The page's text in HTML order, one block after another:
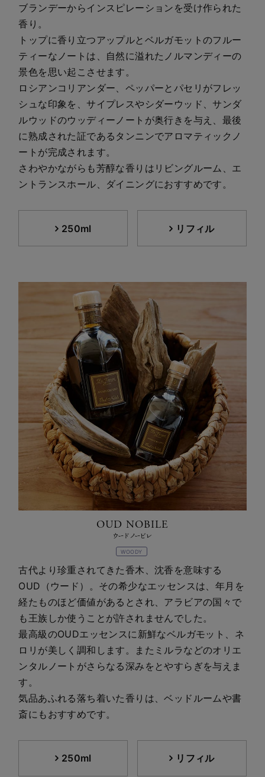
ブランデーからインスピレーションを受け作られた
香り。
トップに香り立つアップルとベルガモットのフルー
ティーなノートは、自然に溢れたノルマンディーの
景色を思い起こさせます。
ロシアンコリアンダー、ペッパーとパセリがフレッ
シュな印象を、サイプレスやシダーウッド、サンダ
ルウッドのウッディーノートが奥行きを与え、最後
に熟成された証であるタンニンでアロマティックノ
ートが完成されます。
さわやかながらも芳醇な香りはリビングルーム、エ
ントランスホール、ダイニングにおすすめです。
250ml リフィル
OUD NOBILE
ウード ノービレ
WOODY
古代より珍重されてきた香木、沈香を意味する
OUD（ウード）。その希少なエッセンスは、年月を
経たものほど価値があるとされ、アラビアの国々で
も王族しか使うことが許されませんでした。
最高級のOUDエッセンスに新鮮なベルガモット、ネ
ロリが美しく調和します。またミルラなどのオリエ
ンタルノートがさらなる深みをとやすらぎを与えま
す。
気品あふれる落ち着いた香りは、ベッドルームや書
斎にもおすすめです。
250ml リフィル